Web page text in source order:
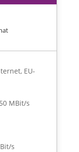
EU-
MBit/s
s